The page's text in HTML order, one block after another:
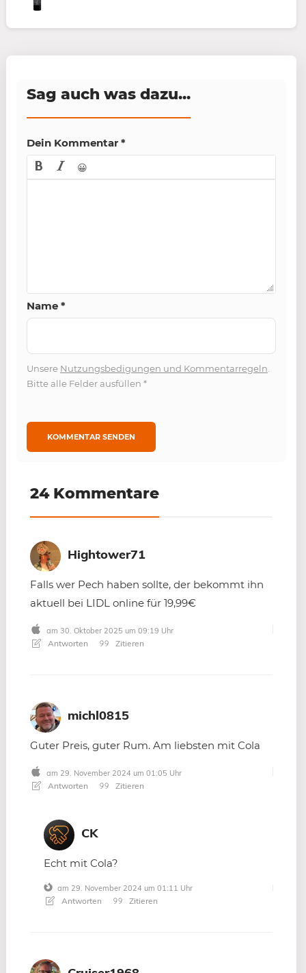
Sag auch was dazu...
Dein Kommentar *
😀
Name *
Unsere Nutzungsbedigungen und Kommentarregeln
Bitte alle Felder ausfüllen *
24 Kommentare
Hightower71
Falls wer Pech haben sollte, der bekommt ihn
aktuell bei LIDL online für 19,99€
am 30. Oktober 2025 um 09:19 Uhr
Antworten Zitieren
michl0815
Guter Preis, guter Rum. Am liebsten mit Cola
am 29. November 2024 um 01:05 Uhr
Antworten Zitieren
CK
Echt mit Cola?
am 29. November 2024 um 01:11 Uhr
Antworten Zitieren